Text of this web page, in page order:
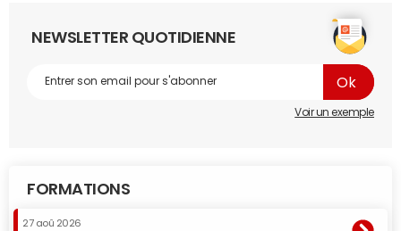
NEWSLETTER QUOTIDIENNE
Voir un exemple
FORMATIONS
27 aoû 2026